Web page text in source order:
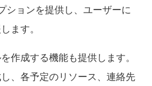
ションを提供し、ユーザーに
ます。
作成する機能も提供します。
、各予定のリソース、連絡先